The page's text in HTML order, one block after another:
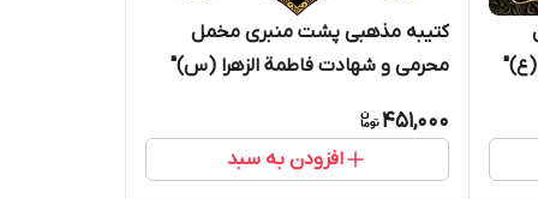
کتیبه مذهبی پشت منبری مخمل
محرمی و شهادت فاطمة الزهرا (س)"
451,000
افزودن به سبد